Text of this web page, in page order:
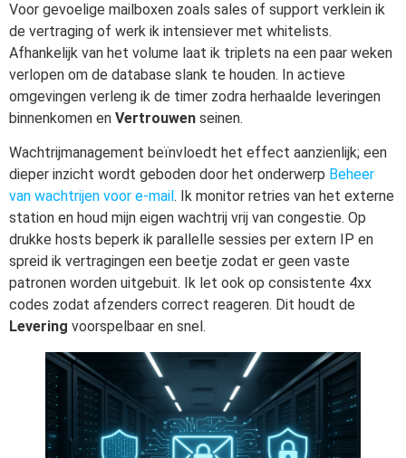
Voor gevoelige mailboxen zoals sales of support verklein ik
de vertraging of werk ik intensiever met whitelists.
Afhankelijk van het volume laat ik triplets na een paar weken
verlopen om de database slank te houden. In actieve
omgevingen verleng ik de timer zodra herhaalde leveringen
binnenkomen en Vertrouwen seinen.
Wachtrijmanagement beïnvloedt het effect aanzienlijk; een
dieper inzicht wordt geboden door het onderwerp Beheer
van wachtrijen voor e-mail . Ik monitor retries van het externe
station en houd mijn eigen wachtrij vrij van congestie. Op
drukke hosts beperk ik parallelle sessies per extern IP en
spreid ik vertragingen een beetje zodat er geen vaste
patronen worden uitgebuit. Ik let ook op consistente 4xx
codes zodat afzenders correct reageren. Dit houdt de
Levering voorspelbaar en snel.